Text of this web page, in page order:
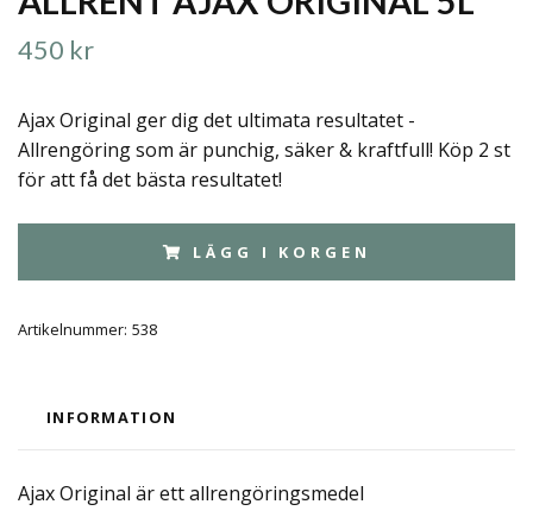
450 kr
Ajax Original ger dig det ultimata resultatet -
Allrengöring som är punchig, säker & kraftfull! Köp 2 st
för att få det bästa resultatet!
LÄGG I KORGEN
Artikelnummer: 538
INFORMATION
Ajax Original är ett allrengöringsmedel